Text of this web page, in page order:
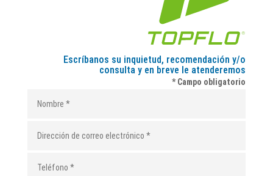
Escríbanos su inquietud, recomendación y/o
consulta y en breve le atenderemos
* Campo obligatorio